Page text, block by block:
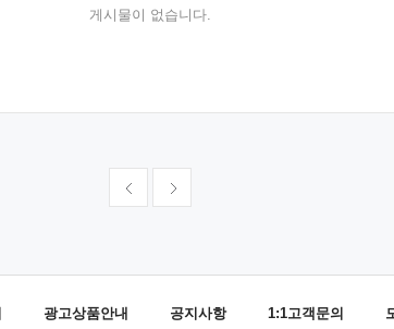
게시물이 없습니다.
광고상품안내 공지사항 1:1고객문의